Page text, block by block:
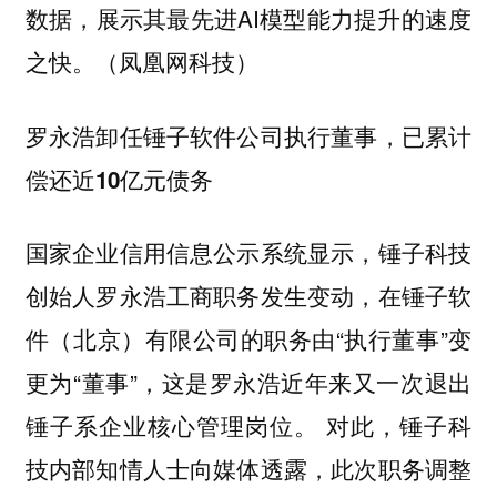
数据，展示其最先进AI模型能力提升的速度
之快。（凤凰网科技）
罗永浩卸任锤子软件公司执行董事，已累计
偿还近10亿元债务
国家企业信用信息公示系统显示，锤子科技
创始人罗永浩工商职务发生变动，在锤子软
件（北京）有限公司的职务由“执行董事”变
更为“董事”，这是罗永浩近年来又一次退出
锤子系企业核心管理岗位。 对此，锤子科
技内部知情人士向媒体透露，此次职务调整